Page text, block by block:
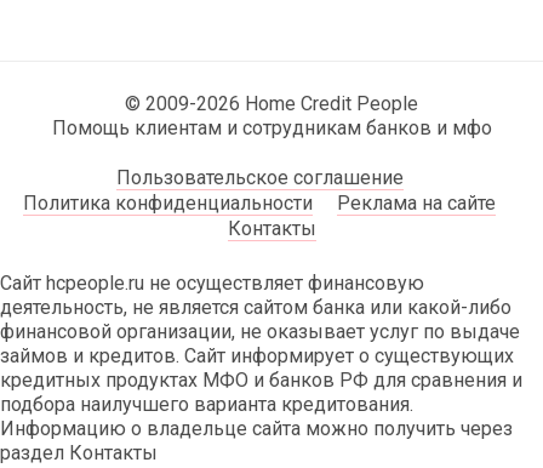
© 2009-2026 Home Credit People
Помощь клиентам и сотрудникам банков и мфо
Пользовательское соглашение
Политика конфиденциальности
Реклама на сайте
Контакты
Сайт hcpeople.ru не осуществляет финансовую
деятельность, не является сайтом банка или какой-либо
финансовой организации, не оказывает услуг по выдаче
займов и кредитов. Сайт информирует о существующих
кредитных продуктах МФО и банков РФ для сравнения и
подбора наилучшего варианта кредитования.
Информацию о владельце сайта можно получить через
раздел Контакты